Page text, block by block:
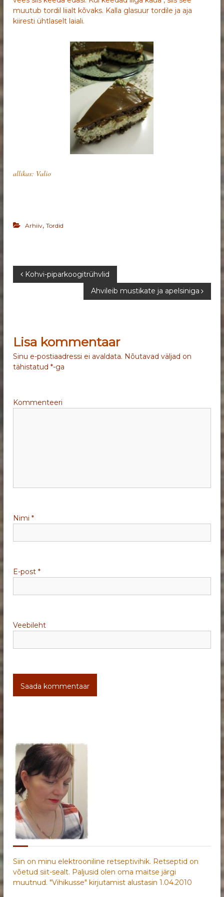
muutub tordil liialt kõvaks. Kalla glasuur tordile ja aja
kiiresti ühtlaselt laiali.
allikas: Valio
Arhiiv,Tordid
N
i
g
e
n
e
Kohvi-piparkoogitrühvlid
Ahvileib mustikate ja apelsiniga
Lisa kommentaar
Sinu e-postiaadressi ei avaldata. Nõutavad väljad on
tähistatud*-ga
Kommenteeri
Nimi*
E-post*
Veebileht
Siin on minu elektrooniline retseptivihik. Retseptid on
võetud siit-sealt. Paljusid olen oma maitse järgi
muutnud. "Vihikusse" kirjutamist alustasin 1.04.2010